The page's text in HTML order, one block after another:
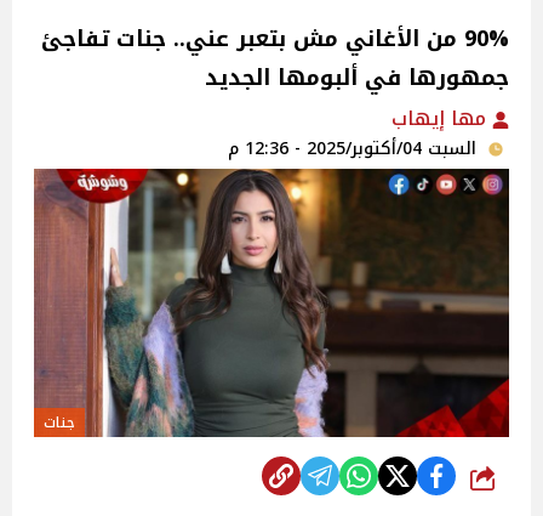
90% من الأغاني مش بتعبر عني.. جنات تفاجئ
جمهورها في ألبومها الجديد
مها إيهاب
السبت 04/أكتوبر/2025 - 12:36 م
جنات
شارك